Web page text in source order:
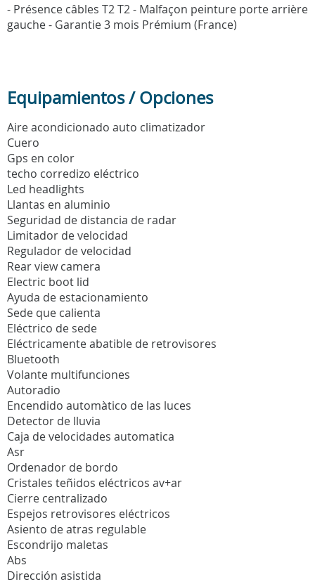
- Présence câbles T2 T2 - Malfaçon peinture porte arrière
gauche - Garantie 3 mois Prémium (France)
Equipamientos / Opciones
Aire acondicionado auto climatizador
Cuero
Gps en color
techo corredizo eléctrico
Led headlights
Llantas en aluminio
Seguridad de distancia de radar
Limitador de velocidad
Regulador de velocidad
Rear view camera
Electric boot lid
Ayuda de estacionamiento
Sede que calienta
Eléctrico de sede
Eléctricamente abatible de retrovisores
Bluetooth
Volante multifunciones
Autoradio
Encendido automàtico de las luces
Detector de lluvia
Caja de velocidades automatica
Asr
Ordenador de bordo
Cristales teñidos eléctricos av+ar
Cierre centralizado
Espejos retrovisores eléctricos
Asiento de atras regulable
Escondrijo maletas
Abs
Dirección asistida